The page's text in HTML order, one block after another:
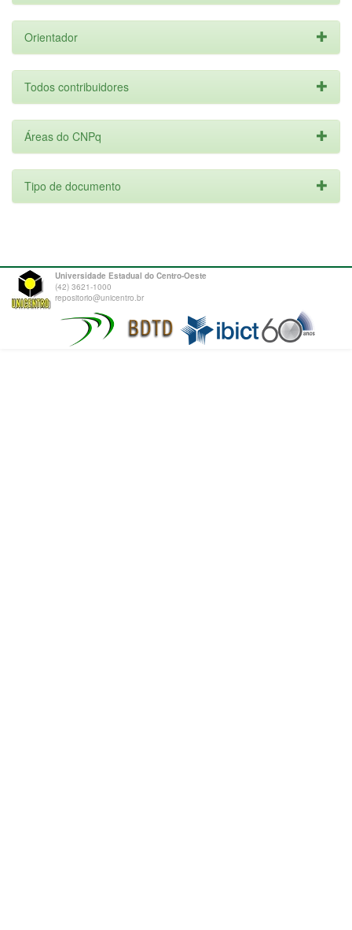
Orientador
Todos contribuidores
Áreas do CNPq
Tipo de documento
Universidade Estadual do Centro-Oeste
(42) 3621-1000
repositorio@unicentro.br